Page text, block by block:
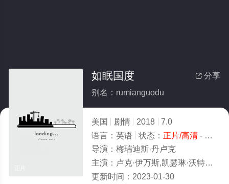
 分享
如眠国度
别名：rumianguodu
美国 剧情 2018
7.0
语言： 英语 状态： 正片/高清- 免费在线播放
导演： 梅瑞迪斯·丹卢克
主演： 卢克·伊万斯,凯瑟琳·沃特斯顿,迈克尔·珊农,米希尔·赫伊斯曼,玛丽·凯·普莱斯,波·马婷,蕾切尔·威尔森,马克·奥布莱恩,卡
更新时间： 2023-01-30